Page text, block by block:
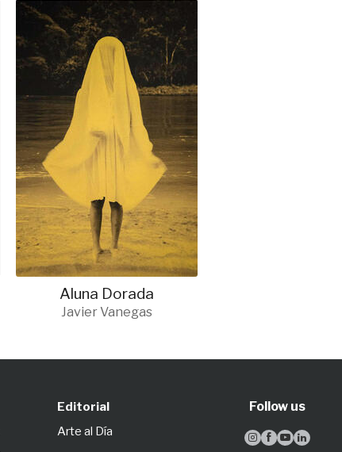
Aluna Dorada
Javier Vanegas
Editorial
Arte al Día
Follow us
   